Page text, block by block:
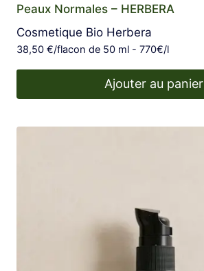
Peaux Normales – HERBERA
Cosmetique Bio Herbera
38,50 €/flacon de 50 ml - 770€/l
Ajouter au panier